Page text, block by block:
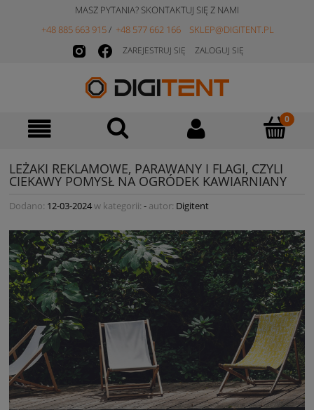
MASZ PYTANIA? SKONTAKTUJ SIĘ Z NAMI
+48 885 663 915/ +48 577 662 166 SKLEP@DIGITENT.PL
ZAREJESTRUJ SIĘ ZALOGUJ SIĘ
LEŻAKI REKLAMOWE, PARAWANY I FLAGI, CZYLI
CIEKAWY POMYSŁ NA OGRÓDEK KAWIARNIANY
Dodano: 12-03-2024w kategorii: - autor: Digitent